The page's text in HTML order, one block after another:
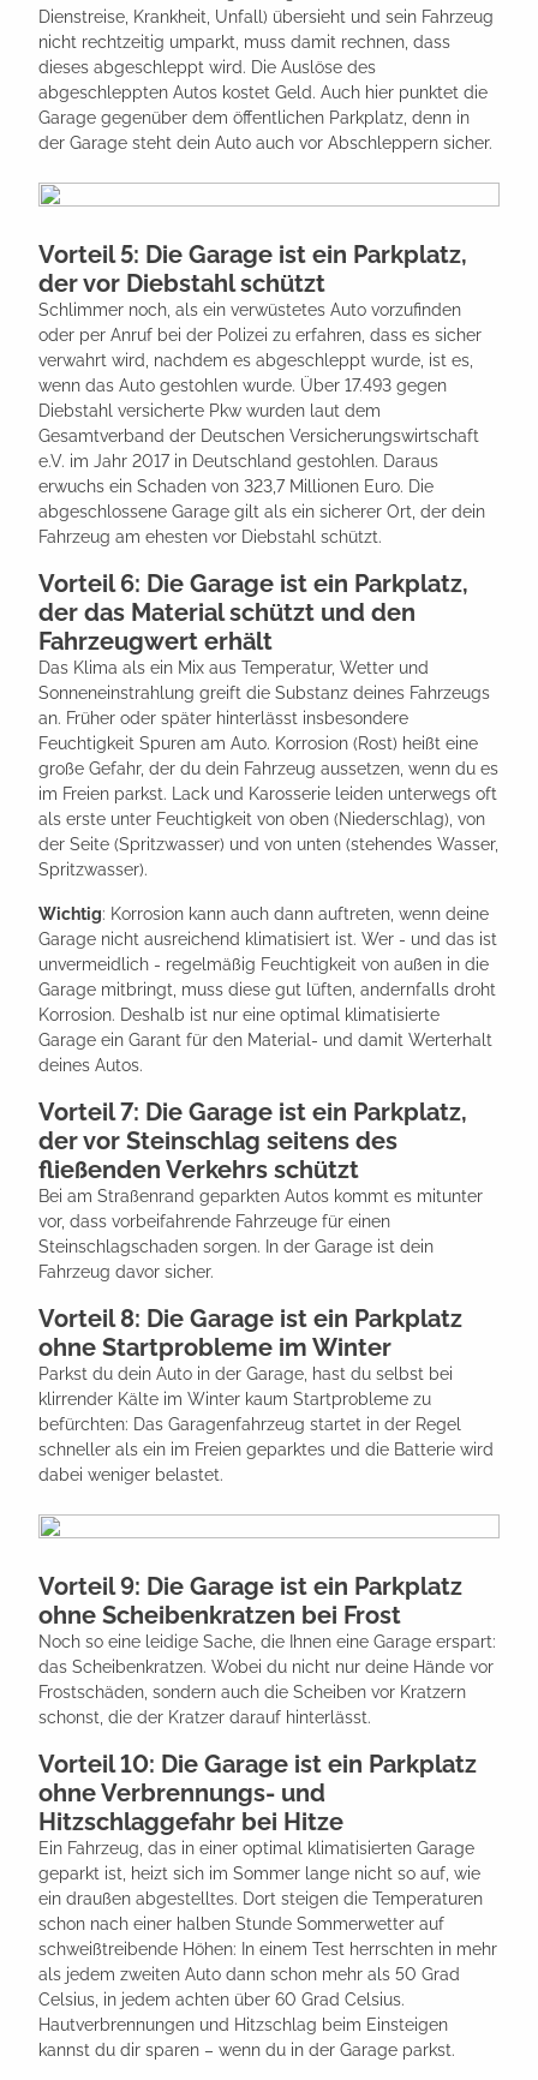
Dienstreise, Krankheit, Unfall) übersieht und sein Fahrzeug
nicht rechtzeitig umparkt, muss damit rechnen, dass
dieses abgeschleppt wird. Die Auslöse des
abgeschleppten Autos kostet Geld. Auch hier punktet die
Garage gegenüber dem öffentlichen Parkplatz, denn in
der Garage steht dein Auto auch vor Abschleppern sicher.
Vorteil 5: Die Garage ist ein Parkplatz,
der vor Diebstahl schützt
Schlimmer noch, als ein verwüstetes Auto vorzufinden
oder per Anruf bei der Polizei zu erfahren, dass es sicher
verwahrt wird, nachdem es abgeschleppt wurde, ist es,
wenn das Auto gestohlen wurde. Über 17.493 gegen
Diebstahl versicherte Pkw wurden laut dem
Gesamtverband der Deutschen Versicherungswirtschaft
e.V. im Jahr 2017 in Deutschland gestohlen. Daraus
erwuchs ein Schaden von 323,7 Millionen Euro. Die
abgeschlossene Garage gilt als ein sicherer Ort, der dein
Fahrzeug am ehesten vor Diebstahl schützt.
Vorteil 6: Die Garage ist ein Parkplatz,
der das Material schützt und den
Fahrzeugwert erhält
Das Klima als ein Mix aus Temperatur, Wetter und
Sonneneinstrahlung greift die Substanz deines Fahrzeugs
an. Früher oder später hinterlässt insbesondere
Feuchtigkeit Spuren am Auto. Korrosion (Rost) heißt eine
große Gefahr, der du dein Fahrzeug aussetzen, wenn du es
im Freien parkst. Lack und Karosserie leiden unterwegs oft
als erste unter Feuchtigkeit von oben (Niederschlag), von
der Seite (Spritzwasser) und von unten (stehendes Wasser,
Spritzwasser).
Wichtig: Korrosion kann auch dann auftreten, wenn deine
Garage nicht ausreichend klimatisiert ist. Wer - und das ist
unvermeidlich - regelmäßig Feuchtigkeit von außen in die
Garage mitbringt, muss diese gut lüften, andernfalls droht
Korrosion. Deshalb ist nur eine optimal klimatisierte
Garage ein Garant für den Material- und damit Werterhalt
deines Autos.
Vorteil 7: Die Garage ist ein Parkplatz,
der vor Steinschlag seitens des
fließenden Verkehrs schützt
Bei am Straßenrand geparkten Autos kommt es mitunter
vor, dass vorbeifahrende Fahrzeuge für einen
Steinschlagschaden sorgen. In der Garage ist dein
Fahrzeug davor sicher.
Vorteil 8: Die Garage ist ein Parkplatz
ohne Startprobleme im Winter
Parkst du dein Auto in der Garage, hast du selbst bei
klirrender Kälte im Winter kaum Startprobleme zu
befürchten: Das Garagenfahrzeug startet in der Regel
schneller als ein im Freien geparktes und die Batterie wird
dabei weniger belastet.
Vorteil 9: Die Garage ist ein Parkplatz
ohne Scheibenkratzen bei Frost
Noch so eine leidige Sache, die Ihnen eine Garage erspart:
das Scheibenkratzen. Wobei du nicht nur deine Hände vor
Frostschäden, sondern auch die Scheiben vor Kratzern
schonst, die der Kratzer darauf hinterlässt.
Vorteil 10: Die Garage ist ein Parkplatz
ohne Verbrennungs- und
Hitzschlaggefahr bei Hitze
Ein Fahrzeug, das in einer optimal klimatisierten Garage
geparkt ist, heizt sich im Sommer lange nicht so auf, wie
ein draußen abgestelltes. Dort steigen die Temperaturen
schon nach einer halben Stunde Sommerwetter auf
schweißtreibende Höhen: In einem Test herrschten in mehr
als jedem zweiten Auto dann schon mehr als 50 Grad
Celsius, in jedem achten über 60 Grad Celsius.
Hautverbrennungen und Hitzschlag beim Einsteigen
kannst du dir sparen – wenn du in der Garage parkst.